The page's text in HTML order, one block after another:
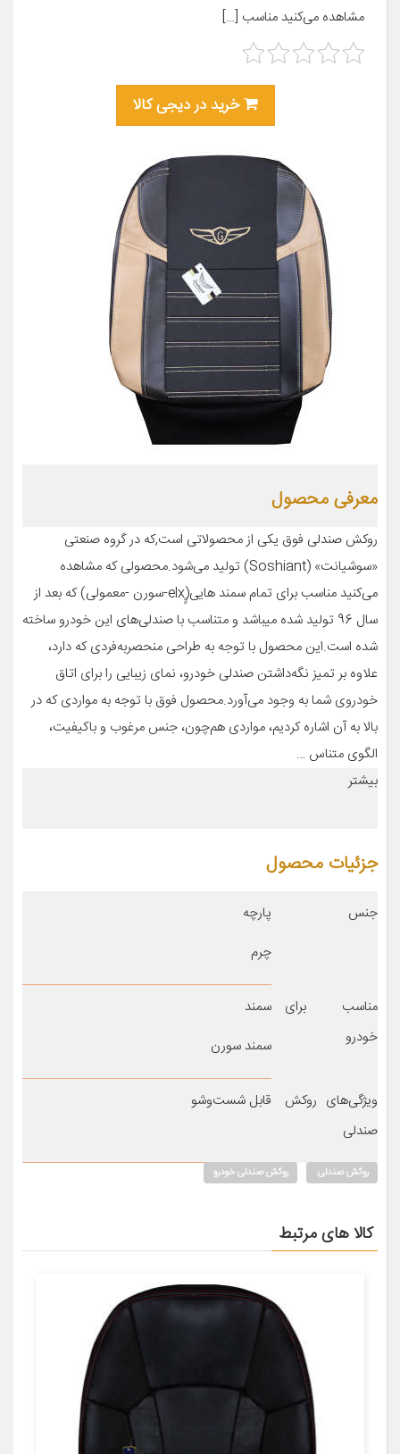
مشاهده می‌کنید مناسب […]
خرید در دیجی کالا
معرفی محصول
روکش صندلی فوق یکی از محصولاتی است,که در گروه صنعتی
«سوشیانت» (Soshiant) تولید می‌شود.محصولی که مشاهده
می‌کنید مناسب برای تمام سمند هایی(ٍٍelx-سورن -معمولی) که بعد از
سال 96 تولید شده میباشد و متناسب با صندلی‌های این خودرو ساخته
شده است.این محصول با توجه به طراحی منحصربه‌فردی که دارد،
علاوه بر تمیز نگه‌داشتن صندلی خودرو، نمای زیبایی را برای اتاق
خودروی شما به وجود می‌آورد.محصول فوق با توجه به مواردی که در
بالا به آن اشاره کردیم، مواردی هم‌چون، جنس مرغوب و باکیفیت،
الگوی متناس …
بیشتر
جزئیات محصول
جنس
پارچه
چرم
مناسب برای
خودرو
سمند
سمند سورن
ویژگی‌های روکش
صندلی
قابل شست‌وشو
روکش صندلی روکش صندلی خودرو
کالا های مرتبط